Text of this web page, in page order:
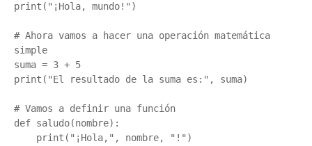
print("¡Hola, mundo!")
# Ahora vamos a hacer una operación matemática
simple
suma = 3 + 5
print("El resultado de la suma es:", suma)
# Vamos a definir una función
def saludo(nombre):